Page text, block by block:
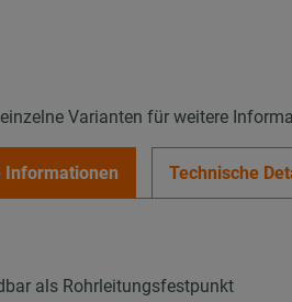
Varianten für weitere
Informationen Technische
als Rohrleitungsfestpunkt